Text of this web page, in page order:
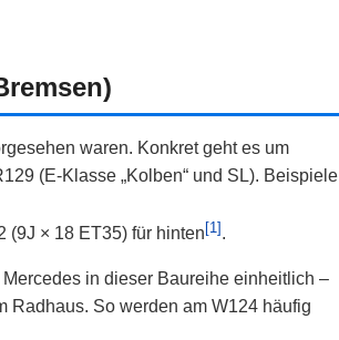
waren. Konkret geht es um
(E‑Klasse „Kolben“ und SL). Beispiele
(9J × 18 ET35) für hinten[1].
in dieser Baureihe einheitlich –
Radhaus. So werden am W124 häufig